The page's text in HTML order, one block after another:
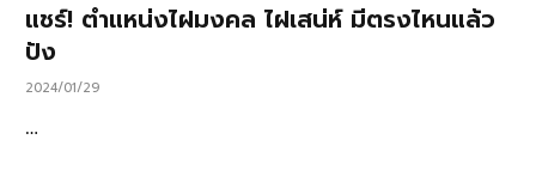
แชร์! ตำแหน่งไฝมงคล ไฝเสน่ห์ มีตรงไหนแล้ว
ปัง
2024/01/29
…